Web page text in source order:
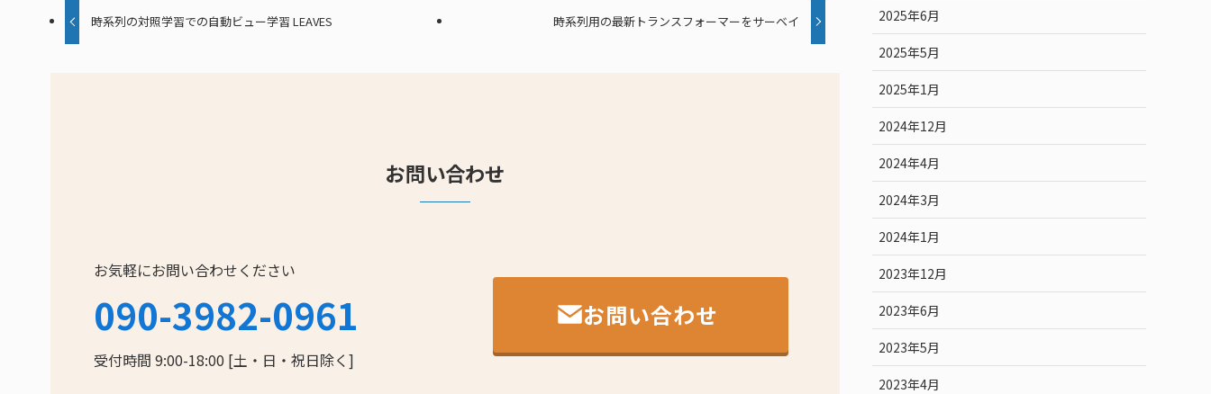
時系列の対照学習での自動ビュー学習 LEAVES 時系列用の最新トランスフォーマーをサーベイ
お問い合わせ
お気軽にお問い合わせください
090-3982-0961
受付時間 9:00-18:00 [土・日・祝日除く]
お問い合わせ
2025年6月
2025年5月
2025年1月
2024年12月
2024年4月
2024年3月
2024年1月
2023年12月
2023年6月
2023年5月
2023年4月